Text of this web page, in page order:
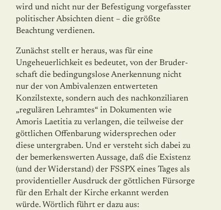
wird und nicht nur der Befestigung vorgefasster
politischer Absichten dient – die größte
Beachtung verdienen.
Zunächst stellt er heraus, was für eine
Ungeheuerlichkeit es bedeutet, von der Bruder­
schaft die bedingungslose Anerkennung nicht
nur der von Ambivalenzen entwerteten
Konzilstexte, sondern auch des nachkonziliaren
„regulären Lehramtes“ in Dokumenten wie
Amoris Laetitia zu verlangen, die teilweise der
göttlichen Offenbarung wider­spre­chen oder
diese untergraben. Und er versteht sich dabei zu
der bemerkenswerten Aus­sage, daß die Existenz
(und der Widerstand) der FSSPX eines Tages als
providentieller Ausdruck der göttlichen Fürsorge
für den Erhalt der Kirche erkannt werden
würde. Wörtlich führt er dazu aus: